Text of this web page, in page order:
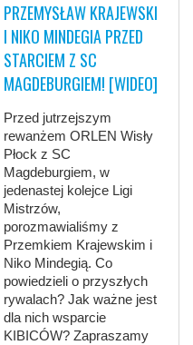
PRZEMYSŁAW KRAJEWSKI
I NIKO MINDEGIA PRZED
STARCIEM Z SC
MAGDEBURGIEM! [WIDEO]
Przed jutrzejszym
rewanżem ORLEN Wisły
Płock z SC
Magdeburgiem, w
jedenastej kolejce Ligi
Mistrzów,
porozmawialiśmy z
Przemkiem Krajewskim i
Niko Mindegią. Co
powiedzieli o przyszłych
rywalach? Jak ważne jest
dla nich wsparcie
KIBICÓW? Zapraszamy